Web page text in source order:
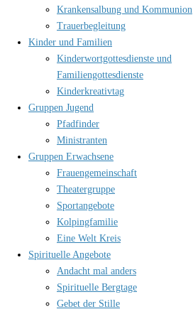
Krankensalbung und Kommunion
Trauerbegleitung
Kinder und Familien
Kinderwortgottesdienste und
Familiengottesdienste
Kinderkreativtag
Gruppen Jugend
Pfadfinder
Ministranten
Gruppen Erwachsene
Frauengemeinschaft
Theatergruppe
Sportangebote
Kolpingfamilie
Eine Welt Kreis
Spirituelle Angebote
Andacht mal anders
Spirituelle Bergtage
Gebet der Stille